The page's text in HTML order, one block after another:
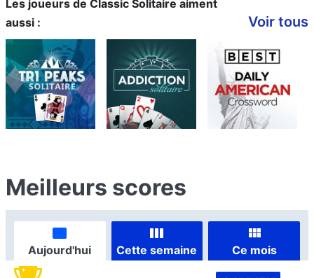
Les joueurs de Classic Solitaire aiment
aussi :
Voir tous
Meilleurs scores
Aujourd'hui Cette semaine Ce mois